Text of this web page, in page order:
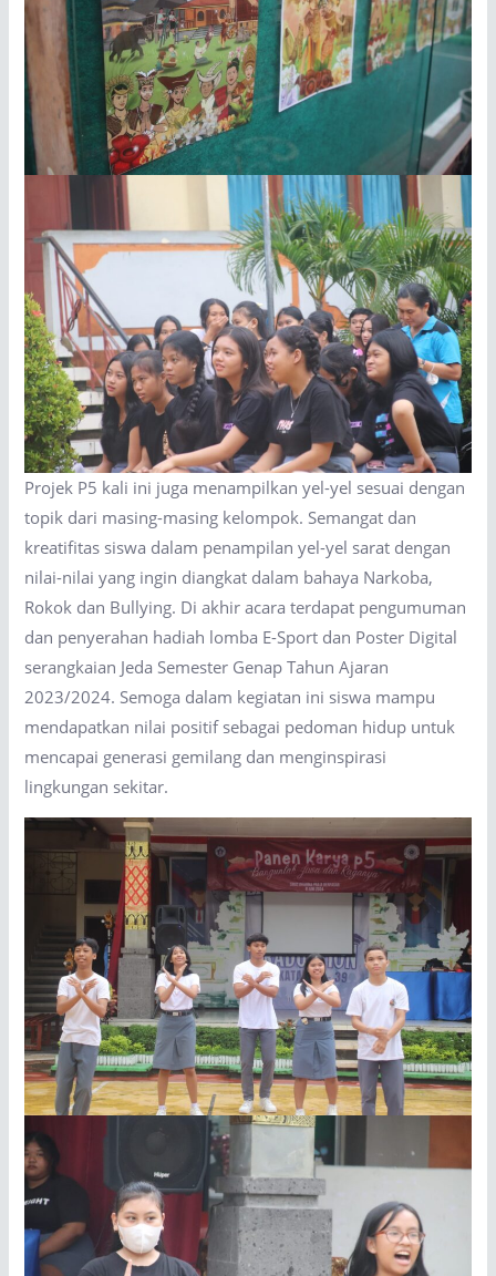
Projek P5 kali ini juga menampilkan yel-yel sesuai dengan
topik dari masing-masing kelompok. Semangat dan
kreatifitas siswa dalam penampilan yel-yel sarat dengan
nilai-nilai yang ingin diangkat dalam bahaya Narkoba,
Rokok dan Bullying. Di akhir acara terdapat pengumuman
dan penyerahan hadiah lomba E-Sport dan Poster Digital
serangkaian Jeda Semester Genap Tahun Ajaran
2023/2024. Semoga dalam kegiatan ini siswa mampu
mendapatkan nilai positif sebagai pedoman hidup untuk
mencapai generasi gemilang dan menginspirasi
lingkungan sekitar.